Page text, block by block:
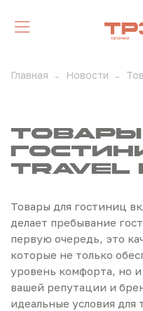
Главная Новости
Travel
Товары для гостиниц
делает пребывание
первую очередь, это
которые не только
уровень комфорта, но
вашей репутации и
идеальные условия для